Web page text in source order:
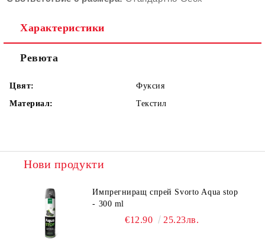
Характеристики
Ревюта
Цвят:
Фуксия
Материал:
Текстил
Нови продукти
Импрегниращ спрей Svorto Aqua stop
- 300 ml
€12.90 25.23лв.